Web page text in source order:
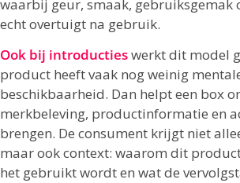
waarbij geur, smaak, gebruiksgemak
echt overtuigt na gebruik.
Ook bij introductieswerkt dit model
product heeft vaak nog weinig
beschikbaarheid. Dan helpt een box
merkbeleving, productinformatie en
brengen. De consument krijgt niet
maar ook context: waarom dit
het gebruikt wordt en wat de